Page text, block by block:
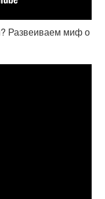
Развеиваем миф о